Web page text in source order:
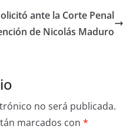
ante la Corte Penal
de Nicolás Maduro
no será publicada.
marcados con *